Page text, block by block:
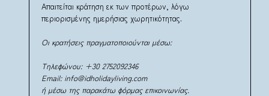
Απαιτείται κράτηση εκ των προτέρων, λόγω
περιορισμένης ημερήσιας χωρητικότητας.
Οι κρατήσεις πραγματοποιούνται μέσω:
Τηλεφώνου: +30 2752092346
Email: info@idholidayliving.com
ή μέσω της παρακάτω φόρμας επικοινωνίας.